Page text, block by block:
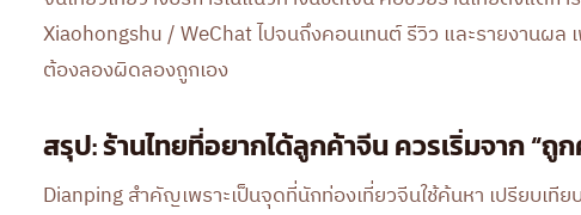
Xiaohongshu / WeChat ไปจนถึงคอนเทนต์ รีวิว และรายงานผล
ต้องลองผิดลองถูกเอง
สรุป: ร้านไทยที่อยากได้ลูกค้าจีน ควรเริ่มจาก “ถู
Dianping สำคัญเพราะเป็นจุดที่นักท่องเที่ยวจีนใช้ค้นหา เปรียบเที